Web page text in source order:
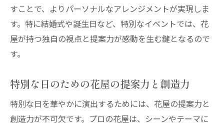
すことで、よりパーソナルなアレンジメントが実現しま
す。特に結婚式や誕生日など、特別なイベントでは、花
屋が持つ独自の視点と提案力が感動を生む鍵となるので
す。
特別な日のための花屋の提案力と創造力
特別な日を華やかに演出するためには、花屋の提案力と
創造力が不可欠です。プロの花屋は、シーンやテーマに